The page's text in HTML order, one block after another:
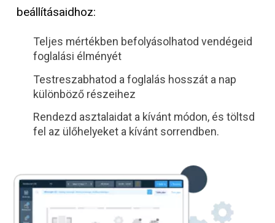
beállításaidhoz:
Teljes mértékben befolyásolhatod vendégeid
foglalási élményét
Testreszabhatod a foglalás hosszát a nap
különböző részeihez
Rendezd asztalaidat a kívánt módon, és töltsd
fel az ülőhelyeket a kívánt sorrendben.